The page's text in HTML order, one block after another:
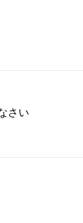
さい